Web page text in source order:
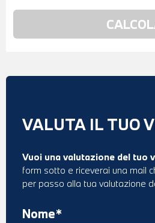
VALUTA IL TUO
Vuoi una valutazione del tuo
form sotto e riceverai una mail
per passo alla tua valutazione
Nome*